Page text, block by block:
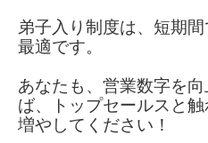
弟子入り制度は、 短期
最適です。
あなたも、 営業数字を
ば、
トップセールスと
増やしてください！